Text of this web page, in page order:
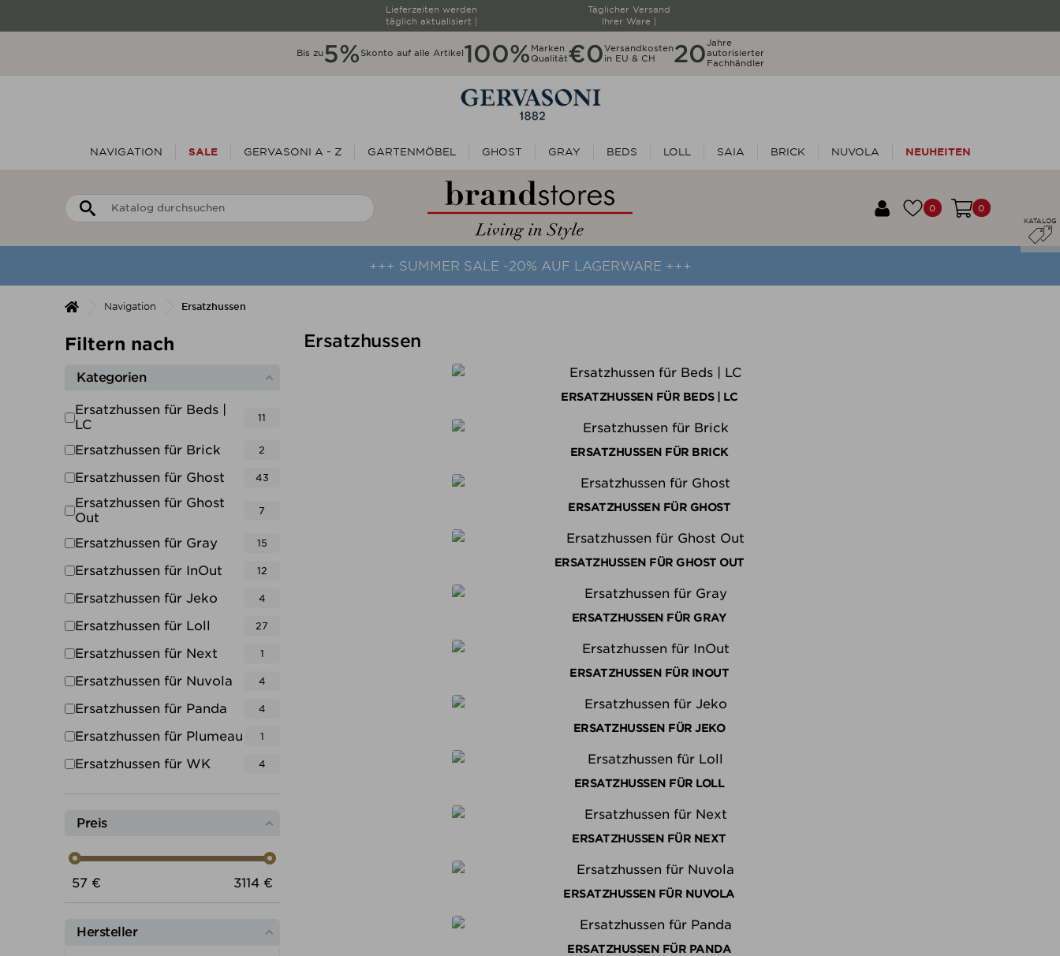
Lieferzeiten werden
täglich aktualisiert |
Täglicher Versand
Ihrer Ware |
Bis zu 5% Skonto auf alle Artikel100% Marken
Qualität€0Versandkosten
in EU & CH
20Jahre
autorisierter
Fachhändler
NAVIGATION SALE GERVASONI A - Z GARTENMÖBEL GHOST GRAY BEDS LOLL SAIA BRICK NUVOLA NEUHEITEN
0 0
+++ SUMMER SALE -20% AUF LAGERWARE +++
Navigation Ersatzhussen
Filtern nach
Kategorien
Ersatzhussen für Beds |
LC
11
Ersatzhussen für Brick 2
Ersatzhussen für Ghost 43
Ersatzhussen für Ghost
Out
7
Ersatzhussen für Gray 15
Ersatzhussen für InOut 12
Ersatzhussen für Jeko 4
Ersatzhussen für Loll 27
Ersatzhussen für Next 1
Ersatzhussen für Nuvola 4
Ersatzhussen für Panda 4
Ersatzhussen für Plumeau 1
Ersatzhussen für WK 4
Preis
Preis von
57 € Preis bis
3114€
Hersteller
Ersatzhussen
ERSATZHUSSEN FÜR BEDS | LC
ERSATZHUSSEN FÜR BRICK
ERSATZHUSSEN FÜR GHOST
ERSATZHUSSEN FÜR GHOST OUT
ERSATZHUSSEN FÜR GRAY
ERSATZHUSSEN FÜR INOUT
ERSATZHUSSEN FÜR JEKO
ERSATZHUSSEN FÜR LOLL
ERSATZHUSSEN FÜR NEXT
ERSATZHUSSEN FÜR NUVOLA
ERSATZHUSSEN FÜR PANDA
KATALOG